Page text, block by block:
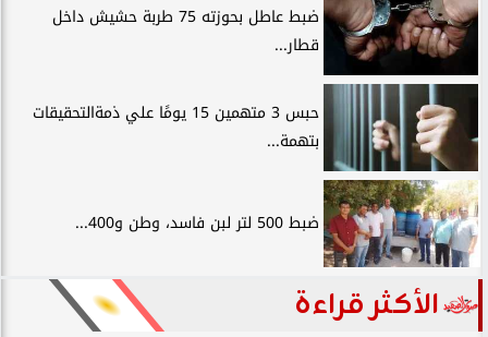
ضبط عاطل بحوزته 75 طربة حشيش داخل
قطار...
حبس 3 متهمين 15 يومًا علي ذمةالتحقيقات
بتهمة...
ضبط 500 لتر لبن فاسد، وطن و400...
الأكثر قراءة